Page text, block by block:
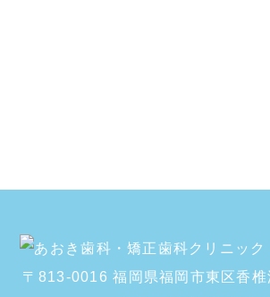
〒813-0016 福岡県福岡市東区香